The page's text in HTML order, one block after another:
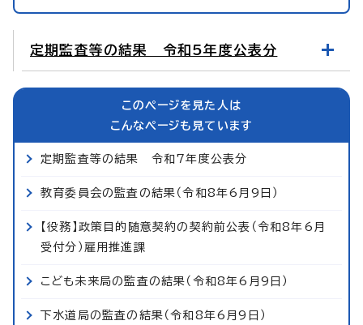
定期監査等の結果 令和5年度公表分
このページを見た人は
こんなページも見ています
定期監査等の結果 令和7年度公表分
教育委員会の監査の結果（令和8年6月9日）
【役務】政策目的随意契約の契約前公表（令和8年6月
受付分）雇用推進課
こども未来局の監査の結果（令和8年6月9日）
下水道局の監査の結果（令和8年6月9日）